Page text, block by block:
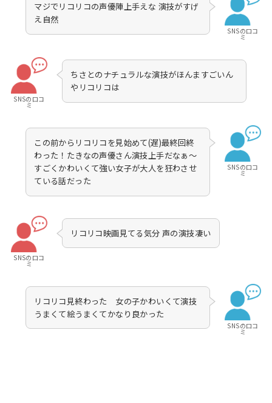
SNSの口コ
ミ
マジでリコリコの声優陣上手えな 演技がすげ
え自然
SNSの口コ
ミ
ちさとのナチュラルな演技がほんますごいん
やリコリコは
SNSの口コ
ミ
この前からリコリコを見始めて(遅)最終回終
わった！たきなの声優さん演技上手だなぁ〜
すごくかわいくて強い女子が大人を狂わさせ
ている話だった
SNSの口コ
ミ
リコリコ映画見てる気分 声の演技凄い
SNSの口コ
ミ
リコリコ見終わった 女の子かわいくて演技
うまくて絵うまくてかなり良かった